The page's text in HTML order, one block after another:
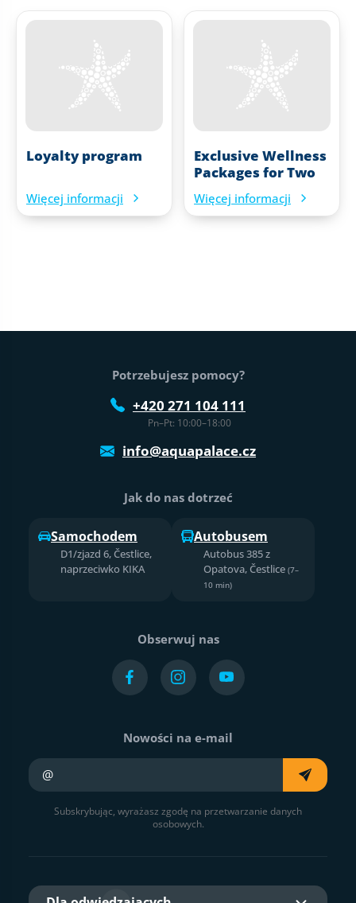
Loyalty program
Więcej informacji
Exclusive Wellness
Packages for Two
Więcej informacji
Stopka strony
Potrzebujesz pomocy?
+420 271 104 111
Pn–Pt: 10:00–18:00
info@aquapalace.cz
Jak do nas dotrzeć
Samochodem
D1/zjazd 6, Čestlice,
naprzeciwko KIKA
Autobusem
Autobus 385 z
Opatova, Čestlice (7–
10 min)
Obserwuj nas
Nowości na e-mail
Subskrybując, wyrażasz zgodę na przetwarzanie danych
osobowych.